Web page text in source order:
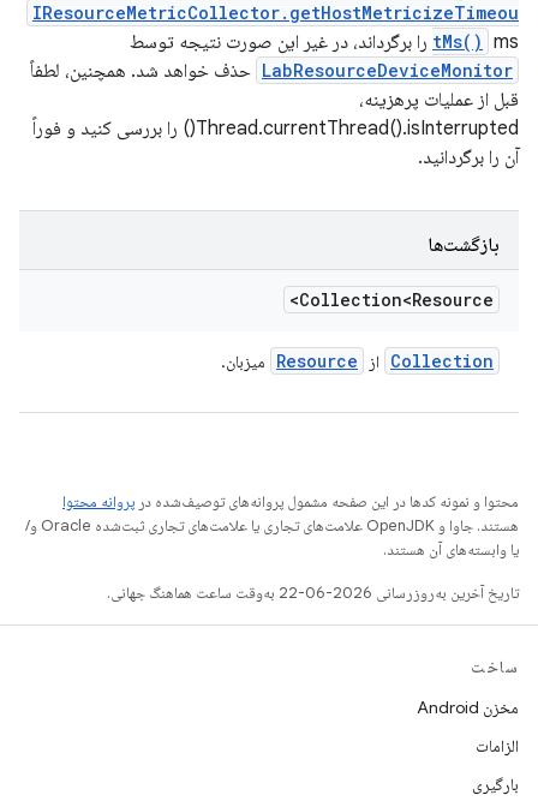
IResourceMetricCollector.getHostMetricizeTimeou
tMs() ms را برگرداند، در غیر این صورت نتیجه توسط
LabResourceDeviceMonitor حذف خواهد شد. همچنین، لطفاً
قبل از عملیات پرهزینه،
Thread.currentThread().isInterrupted() را بررسی کنید و فوراً
آن را برگردانید.
بازگشت‌ها
Collection<Resource>
Collection از Resource میزبان.
محتوا و نمونه کدها در این صفحه مشمول پروانه‌های توصیف‌شده در پروانه محتوا
هستند. جاوا و OpenJDK علامت‌های تجاری یا علامت‌های تجاری ثبت‌شده Oracle و/
یا وابسته‌های آن هستند.
تاریخ آخرین به‌روزرسانی 2026-06-22 به‌وقت ساعت هماهنگ جهانی.
ساخت
مخزن Android
الزامات
بارگیری